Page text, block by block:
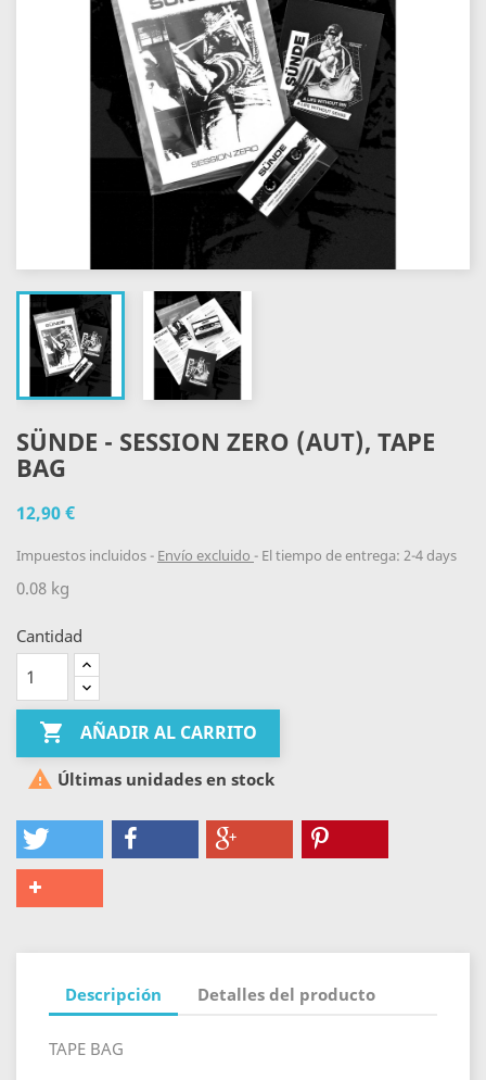
SÜNDE - SESSION ZERO (AUT), TAPE
BAG
12,90 €
Impuestos incluidos Envío excluido El tiempo de entrega: 2-4 days
0.08 kg
Cantidad
 AÑADIR AL CARRITO
 Últimas unidades en stock
Descripción Detalles del producto
TAPE BAG